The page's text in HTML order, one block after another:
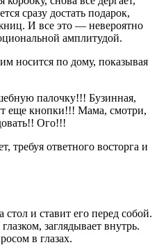
сразу достать подарок,
И все это — невероятно
амплитудой.
носится по дому, показывая
палочку!!! Бузинная,
еще кнопки!!! Мама, смотри,
Ого!!!
требуя ответного восторга и
стол и ставит его перед собой.
заглядывает внутрь.
в глазах.